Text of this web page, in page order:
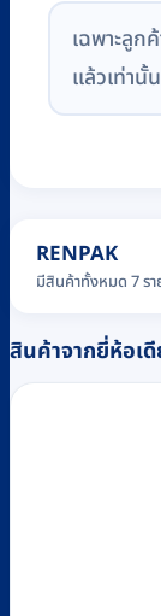
เฉพาะลูก
แล้วเท่านั้
RENPAK
มีสินค้าทั้งหมด 7 รา
สินค้าจากยี่ห้อเ